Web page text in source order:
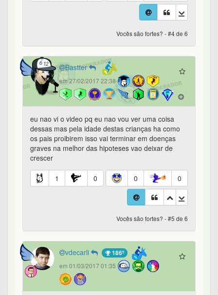
Vocês são fortes? - #4 de 6
Bastter
em 27/02/2017 22:38
eu nao vi o video pq eu nao vou ver uma coisa
dessas mas pela idade destas crianças ha como
os pais proibirem isso vai terminar em doenças
graves na melhor das hipoteses vao deixar de
crescer
1 0 0 0
Vocês são fortes? - #5 de 6
vdecarli 186º
em 01/03/2017 01:35